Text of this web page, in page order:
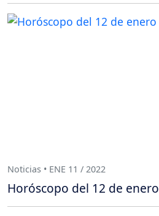
Noticias • ENE 11 / 2022
Horóscopo del 12 de enero